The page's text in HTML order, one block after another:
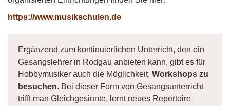
https://www.musikschulen.de
Ergänzend zum kontinuierlichen Unterricht, den ein
Gesangslehrer in Rodgau anbieten kann, gibt es für
Hobbymusiker auch die Möglichkeit, Workshops zu
besuchen. Bei dieser Form von Gesangsunterricht
trifft man Gleichgesinnte, lernt neues Repertoire